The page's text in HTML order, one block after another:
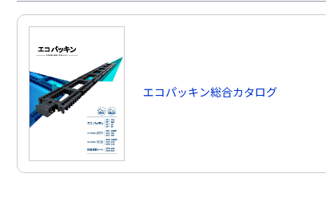
エコパッキン総合カタログ